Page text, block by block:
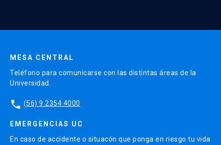
MESA CENTRAL
Teléfono para comunicarse con las distintas áreas de la
Universidad.
phone (56) 9 2354 4000
EMERGENCIAS UC
En caso de accidente o situacón que ponga en riesgo tu vida